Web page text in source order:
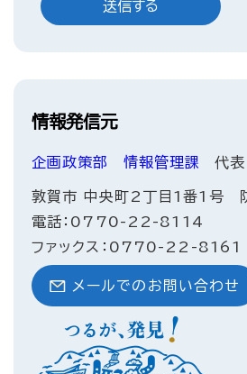
情報発信元
企画政策部 情報管理課 代表
敦賀市 中央町2丁目1番1号
電話：0770-22-8114
ファックス：0770-22-8161
メールでのお問い合わせ